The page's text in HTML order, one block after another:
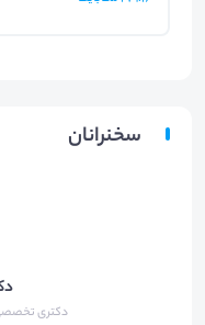
سخنرانان
دکتری